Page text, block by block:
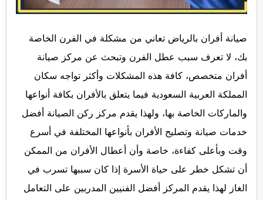
صيانة أفران بالرياض تعاني من مشكلة في الفرن الخاصة
بك، لا تعرف سبب عطل الفرن وتبحث عن مركز صيانة
أفران متخصص، كافة هذه المشكلات وأكثر تواجه سكان
المملكة العربية السعودية فيما يتعلق بالأفران بكافة أنواعها
والماركات الخاصة بها، ولهذا يقدم مركز ركن الصيانة أفضل
خدمات صيانة وتصليح الأفران بأنواعها المختلفة في أسرع
وقت وبأعلى كفاءة، خاصة وأن أعطال الأفران من الممكن
أن تشكل خطر على حياة الأسرة إذا كان سببها تسرب في
الغاز لهذا يقدم المركز أفضل الفنيين المدربين على التعامل